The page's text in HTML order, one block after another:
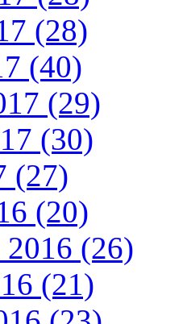
(28)
(40)
(29)
(30)
(27)
(20)
2016 (26)
(21)